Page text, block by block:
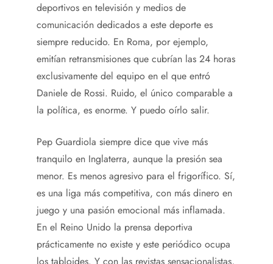
deportivos en televisión y medios de
comunicación dedicados a este deporte es
siempre reducido. En Roma, por ejemplo,
emitían retransmisiones que cubrían las 24 horas
exclusivamente del equipo en el que entró
Daniele de Rossi. Ruido, el único comparable a
la política, es enorme. Y puedo oírlo salir.
Pep Guardiola siempre dice que vive más
tranquilo en Inglaterra, aunque la presión sea
menor. Es menos agresivo para el frigorífico. Sí,
es una liga más competitiva, con más dinero en
juego y una pasión emocional más inflamada.
En el Reino Unido la prensa deportiva
prácticamente no existe y este periódico ocupa